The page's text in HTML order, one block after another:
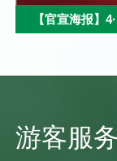
【官宣海报】
游客服